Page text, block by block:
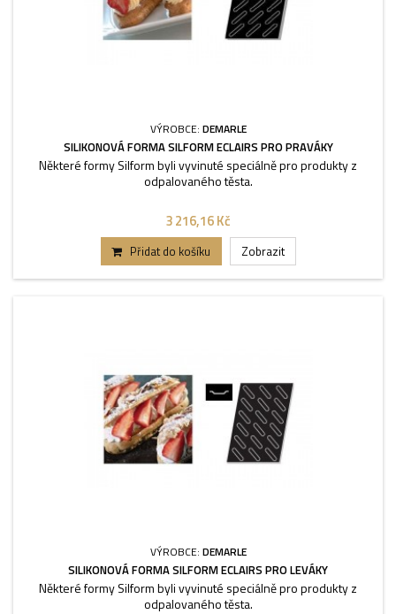
VÝROBCE: DEMARLE
SILIKONOVÁ FORMA SILFORM ECLAIRS PRO PRAVÁKY
Některé formy Silform byli vyvinuté speciálně pro produkty z
odpalovaného těsta.
3 216,16 Kč
Přidat do košíku Zobrazit
VÝROBCE: DEMARLE
SILIKONOVÁ FORMA SILFORM ECLAIRS PRO LEVÁKY
Některé formy Silform byli vyvinuté speciálně pro produkty z
odpalovaného těsta.